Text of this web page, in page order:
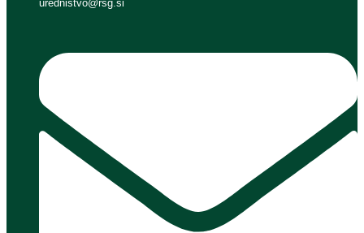
urednistvo@rsg.si